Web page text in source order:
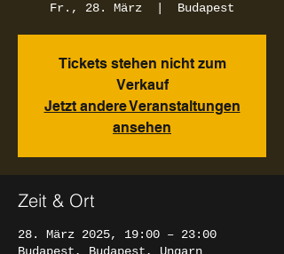
Fr., 28. März Budapest
Tickets stehen nicht zum
Verkauf
Jetzt andere Veranstaltungen
ansehen
Zeit & Ort
28. März 2025, 19:00 – 23:00